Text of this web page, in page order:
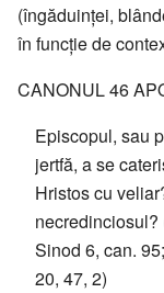
(îngăduinței,
în funcție de
CANONUL 46
Episcopul, sau
jertfă, a se
Hristos cu
necredinciosul?
Sinod 6, can.
20, 47, 2)